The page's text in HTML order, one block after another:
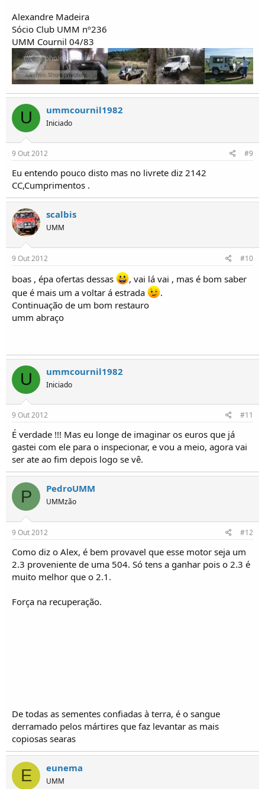
Alexandre Madeira
Sócio Club UMM nº236
UMM Cournil 04/83
U ummcournil1982
Iniciado
9 Out 2012 #9
Eu entendo pouco disto mas no livrete diz 2142
CC,Cumprimentos .
scalbis
UMM
9 Out 2012 #10
boas , épa ofertas dessas
, vai lá vai , mas é bom saber
que é mais um a voltar á estrada
.
Continuação de um bom restauro
umm abraço
U ummcournil1982
Iniciado
9 Out 2012 #11
É verdade !!! Mas eu longe de imaginar os euros que já
gastei com ele para o inspecionar, e vou a meio, agora vai
ser ate ao fim depois logo se vê.
P PedroUMM
UMMzão
9 Out 2012 #12
Como diz o Alex, é bem provavel que esse motor seja um
2.3 proveniente de uma 504. Só tens a ganhar pois o 2.3 é
muito melhor que o 2.1.
Força na recuperação.
De todas as sementes confiadas à terra, é o sangue
derramado pelos mártires que faz levantar as mais
copiosas searas
E eunema
UMM